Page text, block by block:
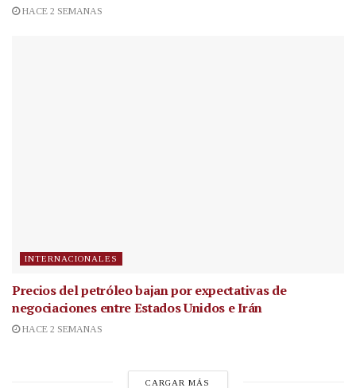
HACE 2 SEMANAS
INTERNACIONALES
Precios del petróleo bajan por expectativas de
negociaciones entre Estados Unidos e Irán
HACE 2 SEMANAS
CARGAR MÁS